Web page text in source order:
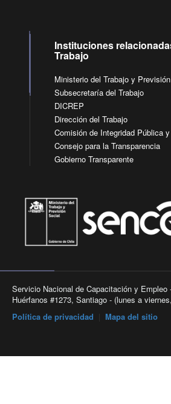
Instituciones
Trabajo
Ministerio del Trabajo y
Subsecretaría del Trabajo
DICREP
Dirección del Trabajo
Comisión de Integridad Pública
Consejo para la Transparencia
Gobierno Transparente
Servicio Nacional de Capacitación y Empleo
Huérfanos #1273, Santiago - (lunes a
Política de privacidad
Mapa del sitio